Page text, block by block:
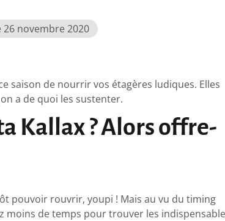
26 novembre 2020
saison de nourrir vos étagères ludiques. Elles
a de quoi les sustenter.
Kallax ? Alors offre-
pouvoir rouvrir, youpi ! Mais au vu du timing
moins de temps pour trouver les